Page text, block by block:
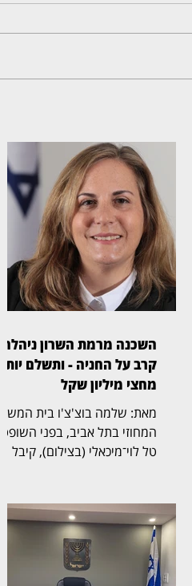
השכנה מרמת השרון ניהלה
קרב על החניה - ותשלם יותר
מחצי מיליון שקל
מאת: שלמה בוצ'צ'ו בית המשפט
המחוזי בתל אביב, בפני השופטת
טל לוי־מיכאלי (בצילום), קיבל
הדין נקבע כי החניה שבמחלוקת
שייכת לבעלי הדירה שתבעו,
ובעלת דירה אחרת בבניין חויבה
בהוצאות חריגות בסכום כולל של